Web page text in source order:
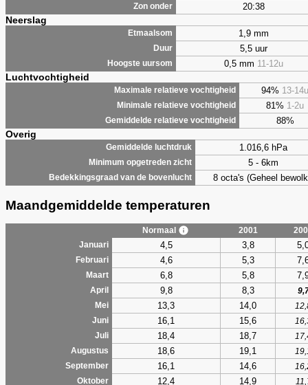
Zon onder 20:38
Neerslag
Etmaalsom 1,9 mm
Duur 5,5 uur
Hoogste uursom 0,5 mm 11-12u
Luchtvochtigheid
Maximale relatieve vochtigheid 94% 13-14u
Minimale relatieve vochtigheid 81% 1-2u
Gemiddelde relatieve vochtigheid 88%
Overig
Gemiddelde luchtdruk 1.016,6 hPa
Minimum opgetreden zicht 5 - 6km
Bedekkingsgraad van de bovenlucht 8 octa's (Geheel
Maandgemiddelde temperaturen
Normaal 2001
Januari
4,5 3,8
Februari 4,6 5,3
Maart 6,8 5,8
April 9,8 8,3
Mei
13,3 14,0
Juni
16,1 15,6
Juli
18,4 18,7
Augustus
18,6 19,1
September
16,1 14,6
Oktober
12,4 14,9